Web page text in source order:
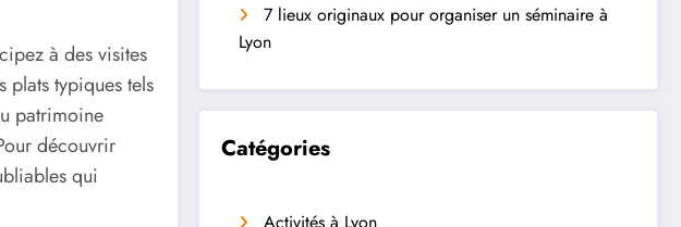
à des visites
plats typiques tels
patrimoine
découvrir
qui
7 lieux originaux pour organiser un séminaire à
Lyon
Catégories